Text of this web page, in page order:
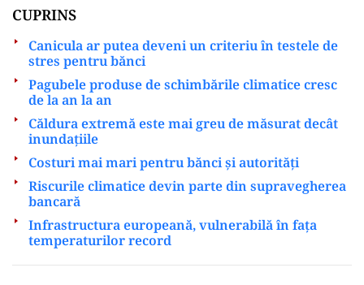
CUPRINS
Canicula ar putea deveni un criteriu în testele de
stres pentru bănci
Pagubele produse de schimbările climatice cresc
de la an la an
Căldura extremă este mai greu de măsurat decât
inundațiile
Costuri mai mari pentru bănci și autorități
Riscurile climatice devin parte din supravegherea
bancară
Infrastructura europeană, vulnerabilă în fața
temperaturilor record